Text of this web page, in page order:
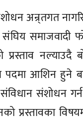
अन्र्तगत
समाजवादी
आशिन हुने
संविधान संशोधन
प्रस्तावका